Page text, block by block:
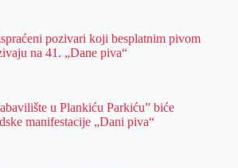
pozivari koji besplatnim pivom
na 41. „Dane piva“
u Plankiću Parkiću” biće
manifestacije „Dani piva“